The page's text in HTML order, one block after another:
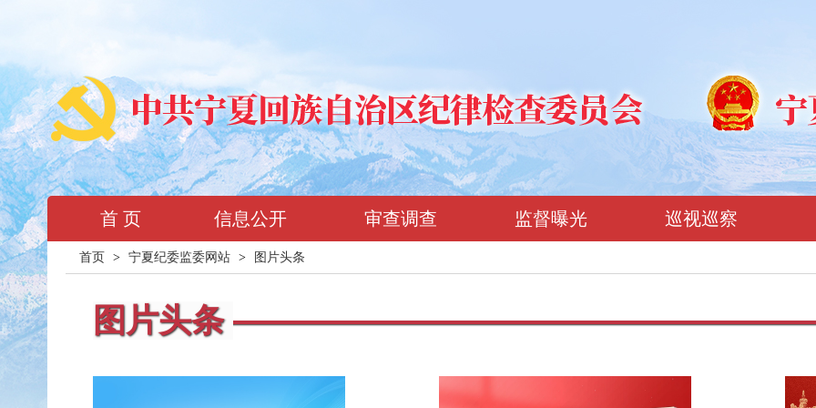
首 页 信息公开 审查调查 监督曝光 巡视巡察
首页 > 宁夏纪委监委网站 > 图片头条
图片头条